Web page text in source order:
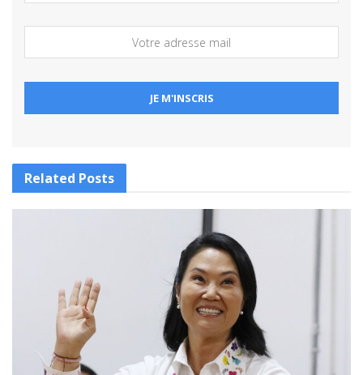
Related Posts